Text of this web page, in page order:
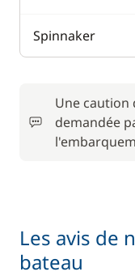
Spinnaker
Une caution
demandée
Les avis de
bateau